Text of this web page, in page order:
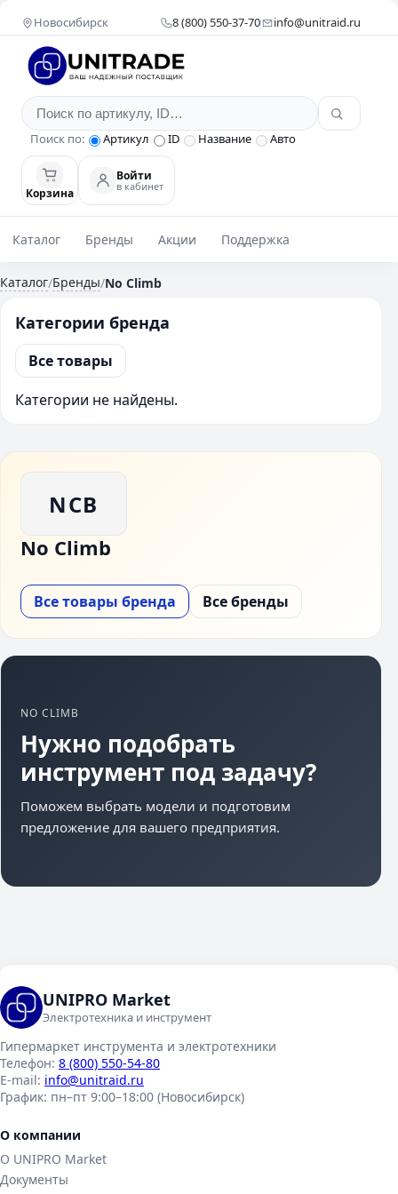
Новосибирск 8 (800) 550-37-70 info@unitraid.ru
Поиск по: Артикул ID Название Авто
Корзина
Войти
в кабинет
Каталог Бренды Акции Поддержка
Каталог/Бренды/No Climb
Категории бренда
Все товары
Категории не найдены.
NCB
No Climb
Все товары бренда Все бренды
NO CLIMB
Нужно подобрать
инструмент под задачу?
Поможем выбрать модели и подготовим
предложение для вашего предприятия.
UNIPRO Market
Электротехника и инструмент
Гипермаркет инструмента и электротехники
Телефон: 8 (800) 550-54-80
E-mail: info@unitraid.ru
График: пн–пт 9:00–18:00 (Новосибирск)
О компании
О UNIPRO Market
Документы